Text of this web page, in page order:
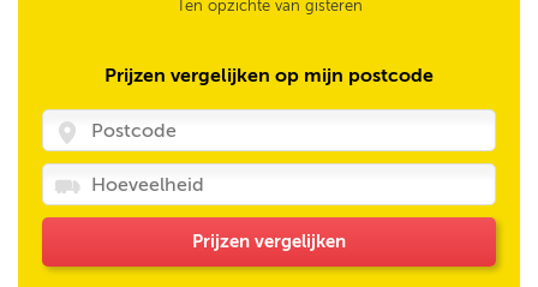
Ten opzichte van gisteren
Prijzen vergelijken op mijn postcode
Prijzen vergelijken